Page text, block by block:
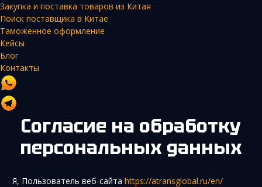
Закупка и поставка товаров из Китая
Поиск поставщика в Китае
Таможенное оформление
Кейсы
Блог
Контакты
Согласие на обработку
персональных данных
Я, Пользователь веб-сайта https://atransglobal.ru/en/